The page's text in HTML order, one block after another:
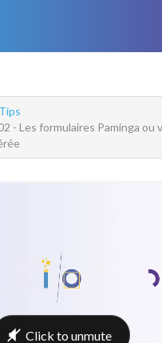
- Les formulaires Paminga ou